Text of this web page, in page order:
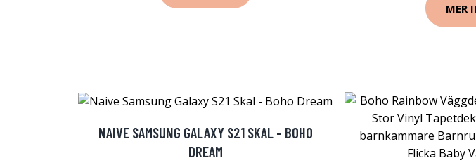
MER
NAIVE SAMSUNG GALAXY S21 SKAL - BOHO
DREAM